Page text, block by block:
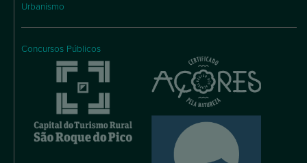
Urbanismo
Concursos Públicos